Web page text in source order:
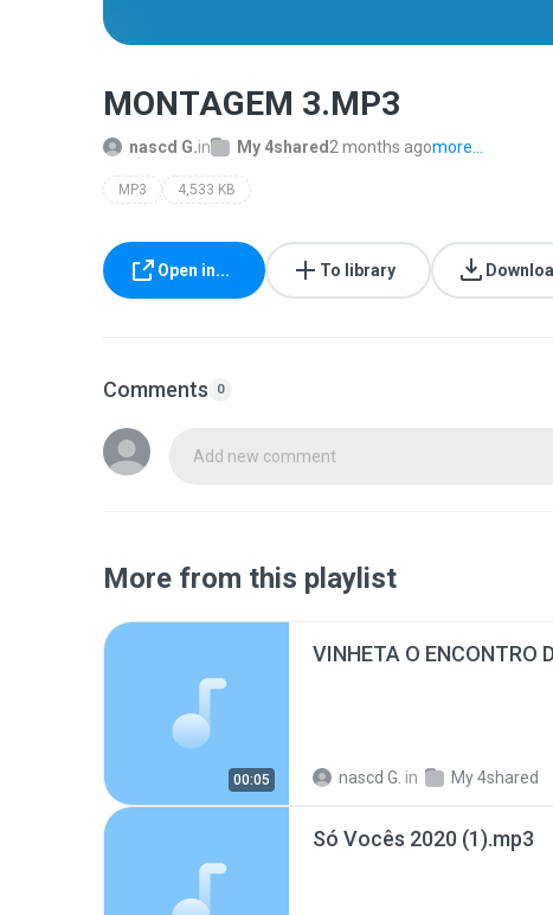
MONTAGEM 3.MP3
nascd G.in My 4shared 2 months agomore...
MP3 4,533 KB
Open in... To library
Comments 0
Add new comment
More from this playlist
00:05
VINHETA O ENCONTRO
nascd G. in My 4shared
Só Vocês 2020 (1).mp3